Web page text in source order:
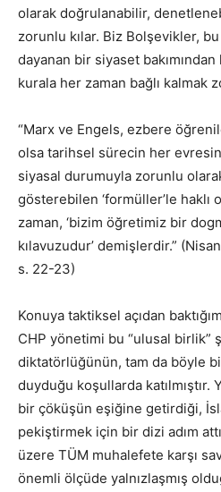
olarak doğrulanabilir,
zorunlu kılar. Biz Bolşevikler,
dayanan bir siyaset
kurala her zaman bağlı kalmak
“Marx ve Engels, ezbere
olsa tarihsel sürecin her
siyasal durumuyla zorunlu
gösterebilen ‘formüller’le haklı
zaman, ‘bizim öğretimiz bir
kılavuzudur’ demişlerdir.”
s. 22-23)
Konuya taktiksel açıdan
CHP yönetimi bu “ulusal birlik”
diktatörlüğünün, tam da böyle
duyduğu koşullarda katılmıştır.
bir çöküşün eşiğine getirdiği,
pekiştirmek için bir dizi adım
üzere TÜM muhalefete karşı
önemli ölçüde yalnızlaşmış